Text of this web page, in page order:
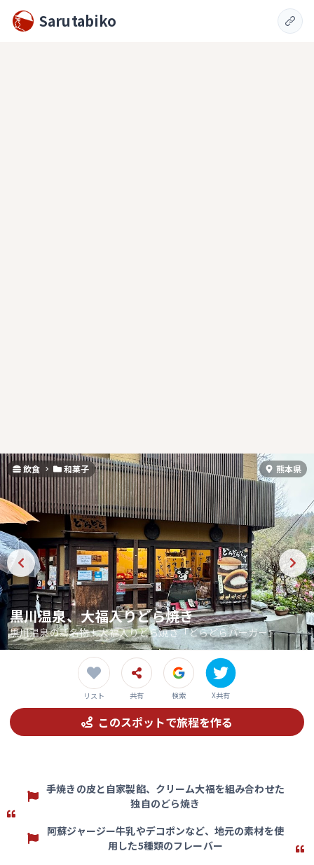
Sarutabiko
飲食 和菓子 熊本県
黒川温泉、大福入りどら焼き
黒川温泉の新名物！大福入りどら焼き「どらどらバーガー」
リスト 共有 検索 X共有
このスポットで旅程を作る
手焼きの皮と自家製餡、クリーム大福を組み合わせた
独自のどら焼き
阿蘇ジャージー牛乳やデコポンなど、地元の素材を使
用した5種類のフレーバー